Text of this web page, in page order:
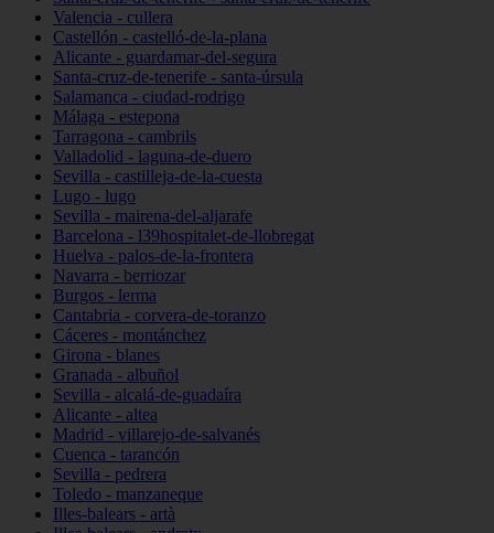
Valencia - cullera
Castellón - castelló-de-la-plana
Alicante - guardamar-del-segura
Santa-cruz-de-tenerife - santa-úrsula
Salamanca - ciudad-rodrigo
Málaga - estepona
Tarragona - cambrils
Valladolid - laguna-de-duero
Sevilla - castilleja-de-la-cuesta
Lugo - lugo
Sevilla - mairena-del-aljarafe
Barcelona - l39hospitalet-de-llobregat
Huelva - palos-de-la-frontera
Navarra - berriozar
Burgos - lerma
Cantabria - corvera-de-toranzo
Cáceres - montánchez
Girona - blanes
Granada - albuñol
Sevilla - alcalá-de-guadaíra
Alicante - altea
Madrid - villarejo-de-salvanés
Cuenca - tarancón
Sevilla - pedrera
Toledo - manzaneque
Illes-balears - artà